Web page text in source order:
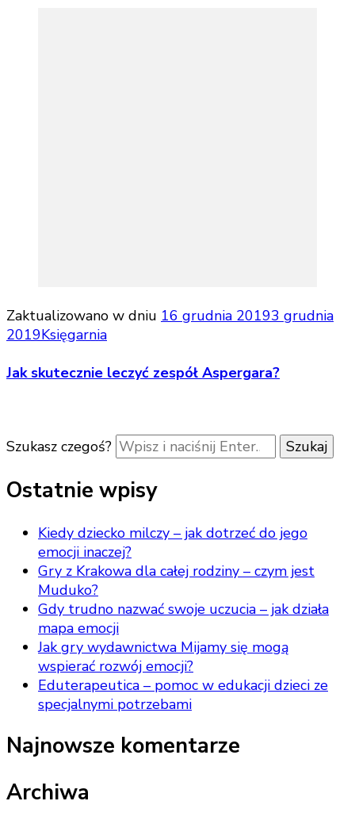
Zaktualizowano w dniu 16 grudnia 20193 grudnia
2019Księgarnia
Jak skutecznie leczyć zespół Aspergara?
Szukasz czegoś?
Ostatnie wpisy
Kiedy dziecko milczy – jak dotrzeć do jego
emocji inaczej?
Gry z Krakowa dla całej rodziny – czym jest
Muduko?
Gdy trudno nazwać swoje uczucia – jak działa
mapa emocji
Jak gry wydawnictwa Mijamy się mogą
wspierać rozwój emocji?
Eduterapeutica – pomoc w edukacji dzieci ze
specjalnymi potrzebami
Najnowsze komentarze
Archiwa